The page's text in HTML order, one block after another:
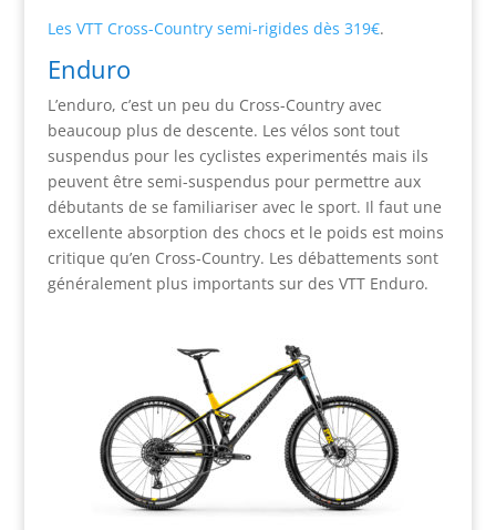
Les VTT Cross-Country semi-rigides dès 319€.
Enduro
L’enduro, c’est un peu du Cross-Country avec
beaucoup plus de descente. Les vélos sont tout
suspendus pour les cyclistes experimentés mais ils
peuvent être semi-suspendus pour permettre aux
débutants de se familiariser avec le sport. Il faut une
excellente absorption des chocs et le poids est moins
critique qu’en Cross-Country. Les débattements sont
généralement plus importants sur des VTT Enduro.